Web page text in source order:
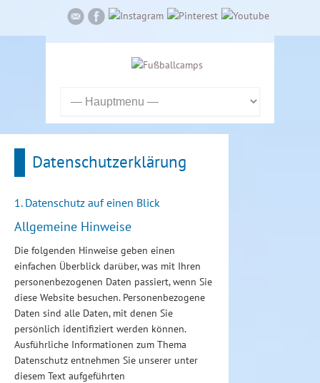
Datenschutzerklärung
1. Datenschutz auf einen Blick
Allgemeine Hinweise
Die folgenden Hinweise geben einen
einfachen Überblick darüber, was mit Ihren
personenbezogenen Daten passiert, wenn Sie
diese Website besuchen. Personenbezogene
Daten sind alle Daten, mit denen Sie
persönlich identifiziert werden können.
Ausführliche Informationen zum Thema
Datenschutz entnehmen Sie unserer unter
diesem Text aufgeführten